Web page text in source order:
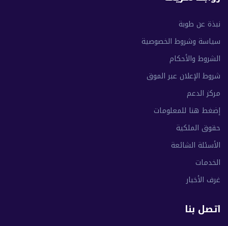
نبذة عن طوبة
سياسة وشروط الخصوصية
الشروط والأحكام
شروط الإعلان عبر الموق
مركز الدعم
إضغط هنا للمعلومات
حقوق الملكية
الأسئلة الشائعة
الخدمات
غرف الأخبار
اتصل بنا